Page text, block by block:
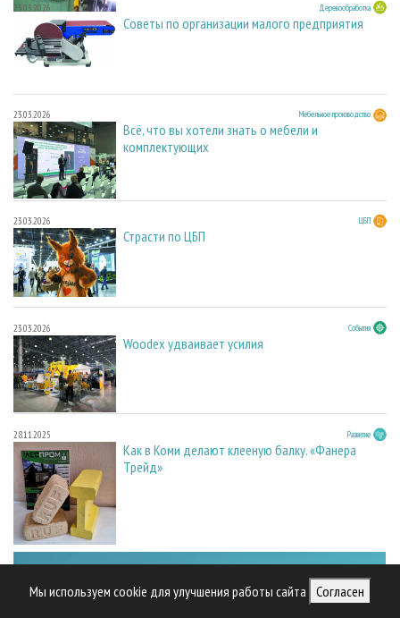
Мы используем cookie для улучшения работы сайта Согласен
23.03.2026 Деревообработка
Советы по организации малого предприятия
23.03.2026 Мебельное производство
Всё, что вы хотели знать о мебели и
комплектующих
23.03.2026 ЦБП
Страсти по ЦБП
23.03.2026 События
Woodex удваивает усилия
28.11.2025 Развитие
Как в Коми делают клееную балку. «Фанера
Трейд»